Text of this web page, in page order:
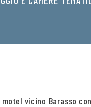
vicino Barasso